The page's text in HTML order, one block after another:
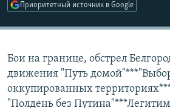
Приоритетный источник в Google
Бои на границе, обстрел
движения "Путь
оккупированных
"Полдень без